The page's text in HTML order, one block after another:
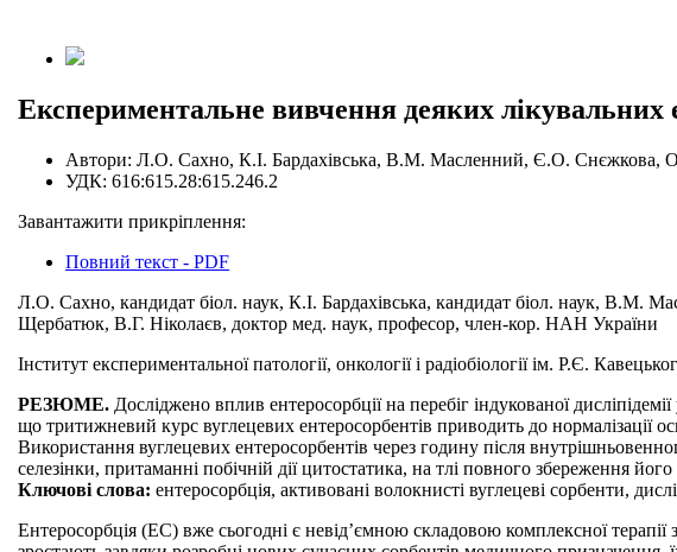
Експериментальне вивчення деяких лікувальних
Автори: Л.О. Сахно, К.І. Бардахівська, В.М. Масленний, Є.О. Снєжкова,
УДК: 616:615.28:615.246.2
Завантажити прикріплення:
Повний текст - PDF
Л.О. Сахно, кандидат біол. наук, К.І. Бардахівська, кандидат біол. наук, В.М.
Щербатюк, В.Г. Ніколаєв, доктор мед. наук, професор, член-кор. НАН України
Інститут експериментальної патології, онкології і радіобіології ім. Р.Є.
РЕЗЮМЕ. Досліджено вплив ентеросорбції на перебіг індукованої
що тритижневий курс вуглецевих ентеросорбентів приводить до нормалізації
Використання вуглецевих ентеросорбентів через годину після
селезінки, притаманні побічній дії цитостатика, на тлі повного збереження
Ключові слова: ентеросорбція, активовані волокнисті вуглецеві сорбенти,
Ентеросорбція (ЕС) вже сьогодні є невід’ємною складовою комплексної